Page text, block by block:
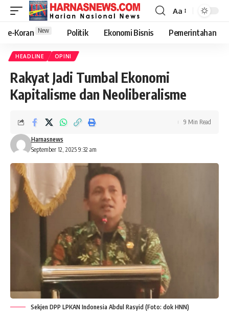
Aa
e-Koran New Politik Ekonomi Bisnis Pemerintahan
HEADLINE OPINI
Rakyat Jadi Tumbal Ekonomi
Kapitalisme dan Neoliberalisme
September 12, 2025 9:32 am
Harnasnews
9 Min Read
Sekjen DPP LPKAN Indonesia Abdul Rasyid (Foto: dok HNN)